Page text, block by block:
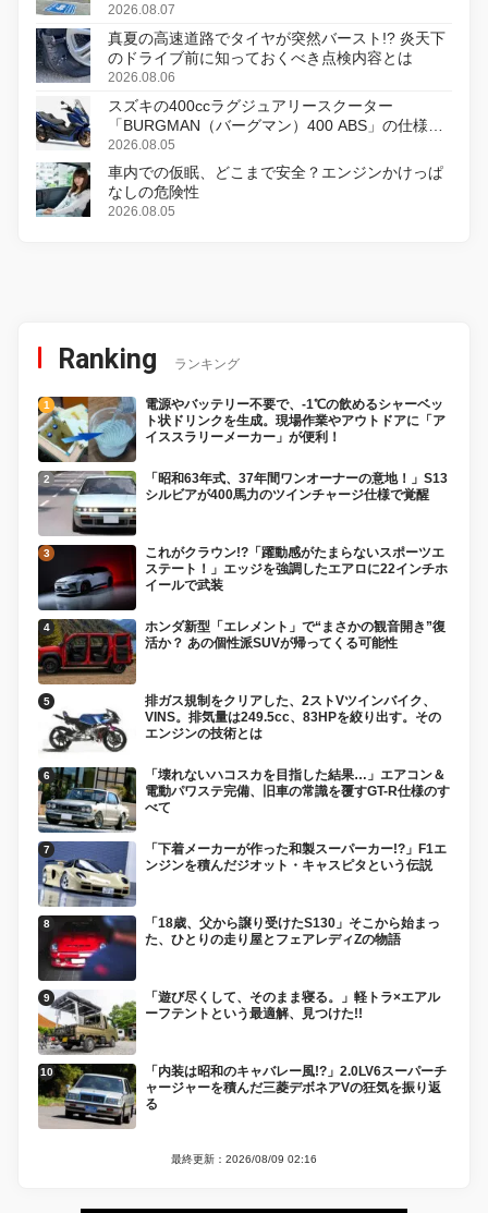
2026.08.07
真夏の高速道路でタイヤが突然バースト!? 炎天下
のドライブ前に知っておくべき点検内容とは
2026.08.06
スズキの400ccラグジュアリースクーター
「BURGMAN（バーグマン）400 ABS」の仕様を
変更し、8月18日に発売
2026.08.05
車内での仮眠、どこまで安全？エンジンかけっぱ
なしの危険性
2026.08.05
Ranking ランキング
電源やバッテリー不要で、-1℃の飲めるシャーベッ
ト状ドリンクを生成。現場作業やアウトドアに「ア
イススラリーメーカー」が便利！
「昭和63年式、37年間ワンオーナーの意地！」S13
シルビアが400馬力のツインチャージ仕様で覚醒
これがクラウン!?「躍動感がたまらないスポーツエ
ステート！」エッジを強調したエアロに22インチホ
イールで武装
ホンダ新型「エレメント」で“まさかの観音開き”復
活か？ あの個性派SUVが帰ってくる可能性
排ガス規制をクリアした、2ストVツインバイク、
VINS。排気量は249.5cc、83HPを絞り出す。その
エンジンの技術とは
「壊れないハコスカを目指した結果…」エアコン＆
電動パワステ完備、旧車の常識を覆すGT-R仕様のす
べて
「下着メーカーが作った和製スーパーカー!?」F1エ
ンジンを積んだジオット・キャスピタという伝説
「18歳、父から譲り受けたS130」そこから始まっ
た、ひとりの走り屋とフェアレディZの物語
「遊び尽くして、そのまま寝る。」軽トラ×エアル
ーフテントという最適解、見つけた!!
「内装は昭和のキャバレー風!?」2.0LV6スーパーチ
ャージャーを積んだ三菱デボネアVの狂気を振り返
る
最終更新：2026/08/09 02:16